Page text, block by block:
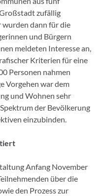
zufällig
dann für die
und Bürgern
meldeten Interesse an,
Kriterien für eine
Personen nahmen
Vorgehen war dem
und Wohnen sehr
der Bevölkerung
einzubinden.
Anfang November
über die
den Prozess zur